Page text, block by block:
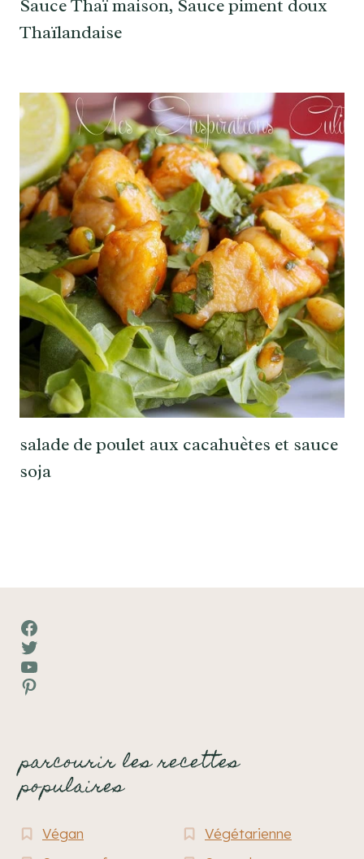
Sauce Thaï maison, Sauce piment doux
Thaïlandaise
salade de poulet aux cacahuètes et sauce
soja
Facebook
Twitter
YouTube
Pinterest
parcourir les recettes
populaires
Végan
Végétarienne